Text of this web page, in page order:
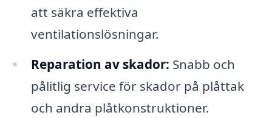
att säkra effektiva
ventilationslösningar.
Reparation av skador: Snabb och
pålitlig service för skador på plåttak
och andra plåtkonstruktioner.